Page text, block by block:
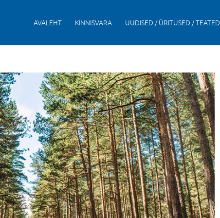
AVALEHT KINNISVARA UUDISED / ÜRITUSED / TEATED